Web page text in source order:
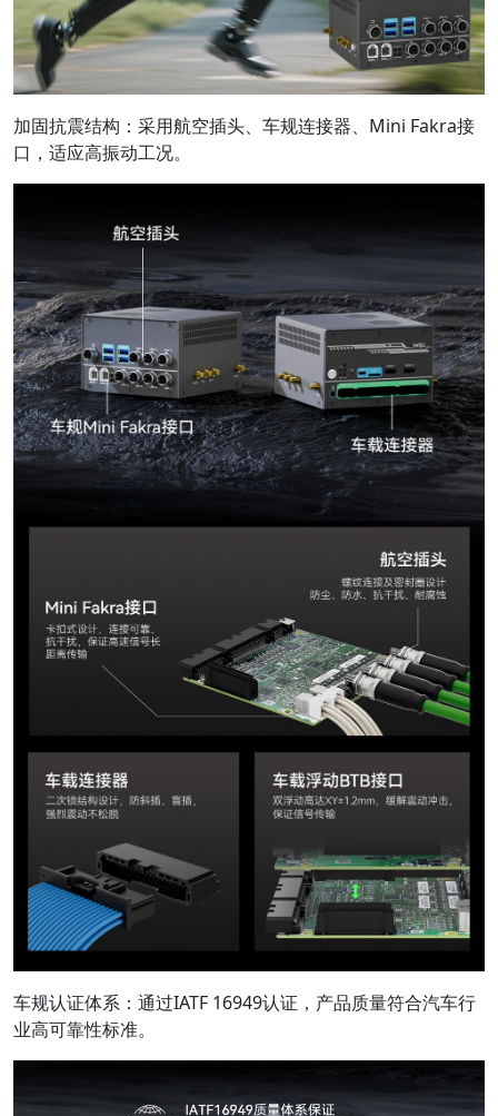
加固抗震结构：采用航空插头、车规连接器、Mini Fakra接
口，适应高振动工况。
车规认证体系：通过IATF 16949认证，产品质量符合汽车行
业高可靠性标准。